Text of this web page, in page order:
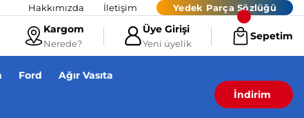
Hakkımızda İletişim Yedek Parça Sözlüğü
Kargom
Nerede?
Üye Girişi
Yeni üyelik
Sepetim
Ford Ağır Vasıta
İndirim